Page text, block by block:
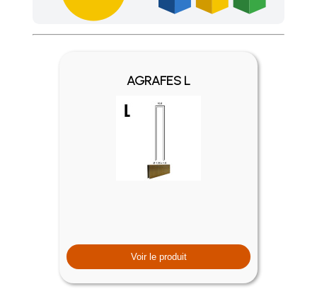
Achetez 4 sachets ou boîtes d'agrafes ou de pointes et
AGRAFES L
Voir le produit